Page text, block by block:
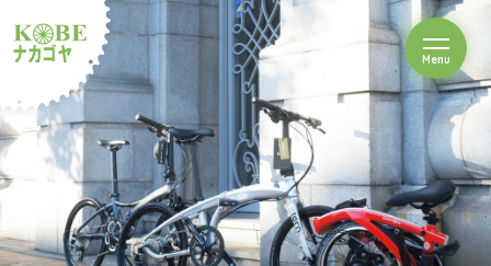
ルショップナカゴヤ
Menuを開閉